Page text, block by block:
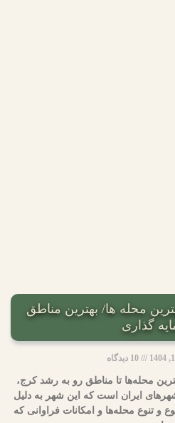
محله ها/ بهترین مناطق
گذاری
10 دیدگاه
محله‌ها تا مناطق رو به رشد کرج،
ایران است که این شهر به دلیل
و تنوع محله‌ها و امکانات فراوانی که